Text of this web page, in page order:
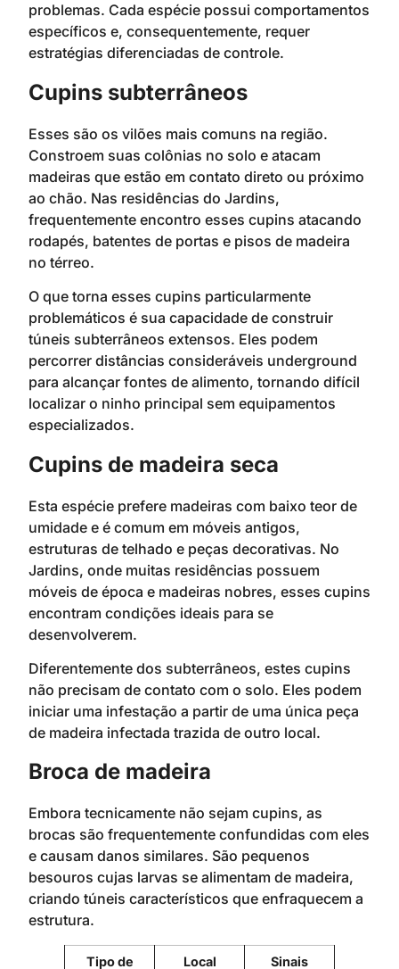
problemas. Cada espécie possui comportamentos
específicos e, consequentemente, requer
estratégias diferenciadas de controle.
Cupins subterrâneos
Esses são os vilões mais comuns na região.
Constroem suas colônias no solo e atacam
madeiras que estão em contato direto ou próximo
ao chão. Nas residências do Jardins,
frequentemente encontro esses cupins atacando
rodapés, batentes de portas e pisos de madeira
no térreo.
O que torna esses cupins particularmente
problemáticos é sua capacidade de construir
túneis subterrâneos extensos. Eles podem
percorrer distâncias consideráveis underground
para alcançar fontes de alimento, tornando difícil
localizar o ninho principal sem equipamentos
especializados.
Cupins de madeira seca
Esta espécie prefere madeiras com baixo teor de
umidade e é comum em móveis antigos,
estruturas de telhado e peças decorativas. No
Jardins, onde muitas residências possuem
móveis de época e madeiras nobres, esses cupins
encontram condições ideais para se
desenvolverem.
Diferentemente dos subterrâneos, estes cupins
não precisam de contato com o solo. Eles podem
iniciar uma infestação a partir de uma única peça
de madeira infectada trazida de outro local.
Broca de madeira
Embora tecnicamente não sejam cupins, as
brocas são frequentemente confundidas com eles
e causam danos similares. São pequenos
besouros cujas larvas se alimentam de madeira,
criando túneis característicos que enfraquecem a
estrutura.
Tipo de Local Sinais